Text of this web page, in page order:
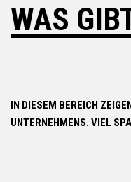
HÄUSER
VORTEILE
WAS
IN DIESEM BEREICH
UNTERNEHMENS. VIEL